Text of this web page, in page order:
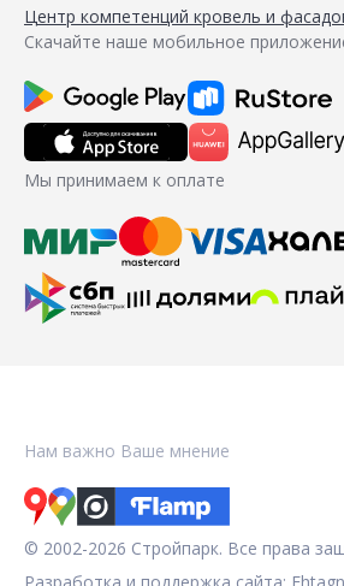
Центр компетенций кровель и
Скачайте наше мобильное
Мы принимаем к оплате
Нам важно Ваше мнение
© 2002-2026 Стройпарк. Все права